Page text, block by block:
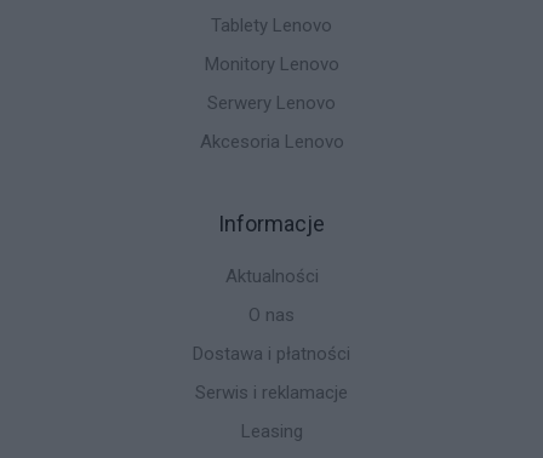
Tablety Lenovo
Monitory Lenovo
Serwery Lenovo
Akcesoria Lenovo
Informacje
Aktualności
O nas
Dostawa i płatności
Serwis i reklamacje
Leasing